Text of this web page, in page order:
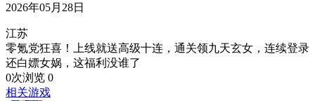
2026年05月28日
江苏
零氪党狂喜！上线就送高级十连，通关领九天玄女，连续登录
还白嫖女娲，这福利没谁了
0次浏览 0
相关游戏